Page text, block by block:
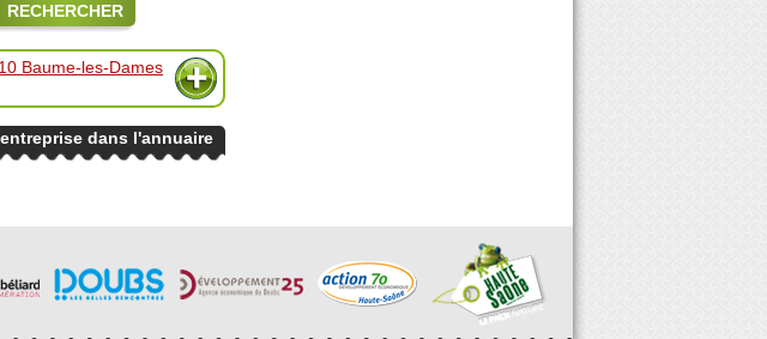
RECHERCHER
Baume-les-Dames
dans l'annuaire